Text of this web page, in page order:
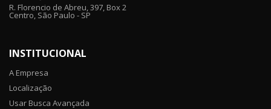
R. Florencio de Abreu, 397, Box 2
Centro, São Paulo - SP
INSTITUCIONAL
A Empresa
Localização
Usar Busca Avançada